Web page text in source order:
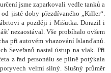
jsme zaparkovali vedle tanků a
jisté doby přezdívaného „Killer“.
a později i Mišutka. Dorazil i
nezaostával. Vše probíhalo ovšem
při autovém vhazování Islanďanů.
Seveřanů nastal ústup na vlak. Při
z řad personálu se pilně potýkala
velmi silný. Slušný průměr